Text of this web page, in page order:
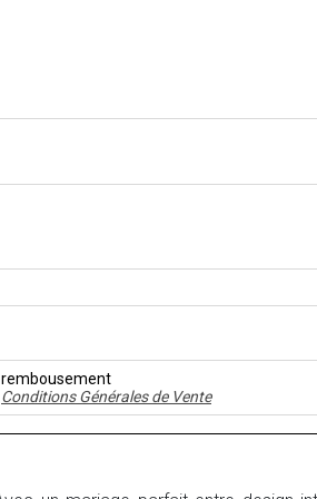
rembousement
Conditions Générales de Vente